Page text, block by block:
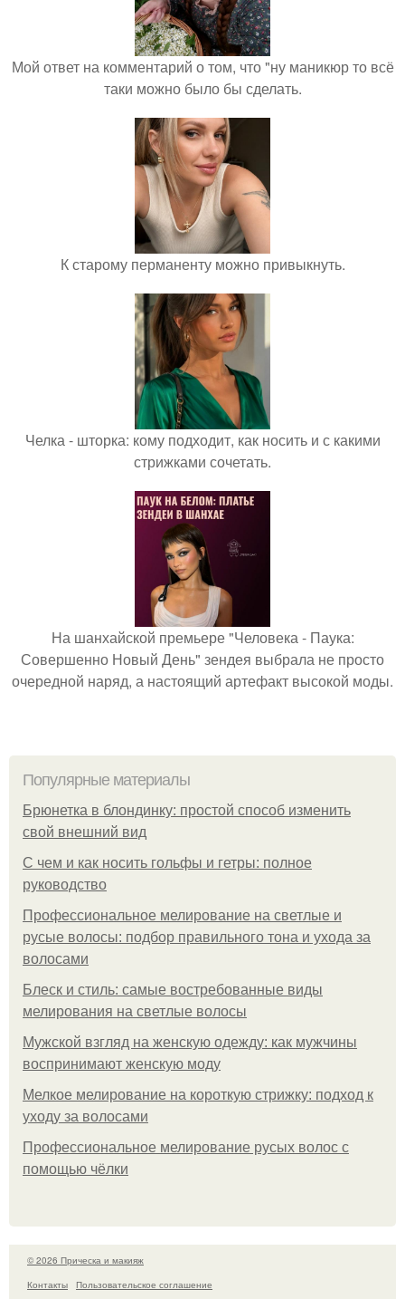
Мой ответ на комментарий о том, что "ну маникюр то всё
таки можно было бы сделать.
К старому перманенту можно привыкнуть.
Челка - шторка: кому подходит, как носить и с какими
стрижками сочетать.
На шанхайской премьере "Человека - Паука:
Совершенно Новый День" зендея выбрала не просто
очередной наряд, а настоящий артефакт высокой моды.
Популярные материалы
Брюнетка в блондинку: простой способ изменить
свой внешний вид
С чем и как носить гольфы и гетры: полное
руководство
Профессиональное мелирование на светлые и
русые волосы: подбор правильного тона и ухода за
волосами
Блеск и стиль: самые востребованные виды
мелирования на светлые волосы
Мужской взгляд на женскую одежду: как мужчины
воспринимают женскую моду
Мелкое мелирование на короткую стрижку: подход к
уходу за волосами
Профессиональное мелирование русых волос с
помощью чёлки
© 2026 Прическа и макияж
Контакты
Пользовательское соглашение